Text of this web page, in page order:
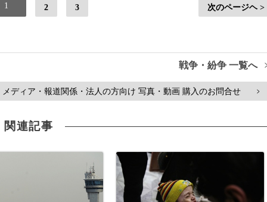
1 2 3 次のページヘ >
戦争・紛争 一覧へ
メディア・報道関係・法人の方向け 写真・動画 購入のお問合せ >
関連記事